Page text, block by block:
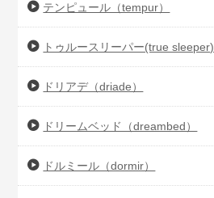
テンピュール（tempur）
トゥルースリーパー(true sleeper)
ドリアデ（driade）
ドリームベッド（dreambed）
ドルミール（dormir）